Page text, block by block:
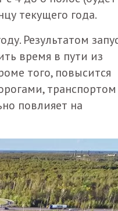
текущего года.
Результатом
время в пути из
того, повысится
повлияет на